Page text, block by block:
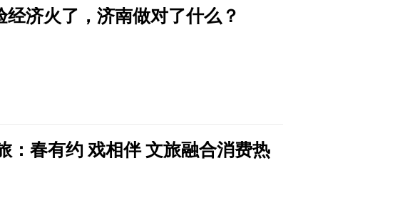
济火了，济南做对了什么？
：春有约 戏相伴 文旅融合消费热